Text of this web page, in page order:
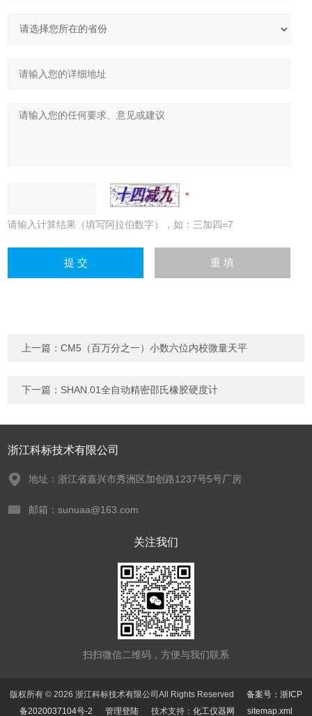
请输入计算结果（填写阿拉伯数字），如：三加四=7
上一篇：CM5（百万分之一）小数六位内校微量天平
下一篇： SHAN.01全自动精密邵氏橡胶硬度计
浙江科标技术有限公司
地址：浙江省嘉兴市秀洲区加创路1237号5号厂房
邮箱：sunuaa@163.com
关注我们
扫扫微信二维码，方便与我们联系
版权所有 © 2026 浙江科标技术有限公司All Rights Reserved 备案号：浙ICP
备2020037104号-2
管理登陆 技术支持： 化工仪器网 sitemap.xml